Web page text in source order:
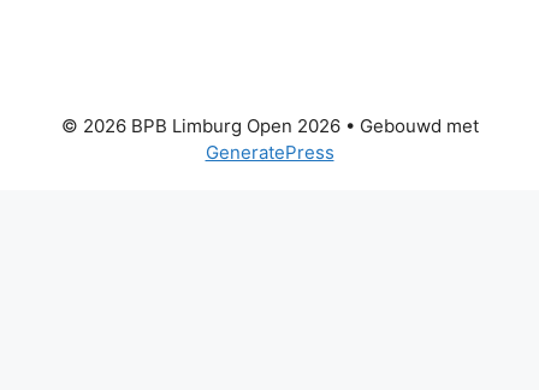
© 2026 BPB Limburg Open 2026• Gebouwd met
GeneratePress